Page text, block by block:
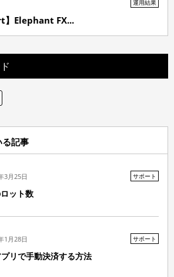
運用結果
】Elephant FX...
る記事
3月25日 サポート
ット数
1月28日 サポート
リで手動決済する方法